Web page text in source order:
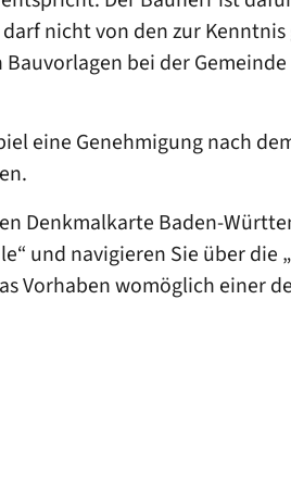
nicht von den zur Kenntnis
bei der
eine Genehmigung nach
Denkmalkarte Baden-
und navigieren Sie über die
Vorhaben womöglich einer